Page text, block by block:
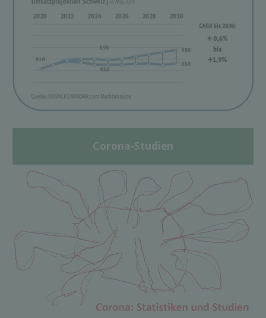
Corona-Studien